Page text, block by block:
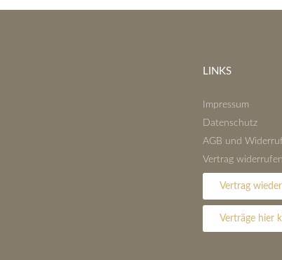
LINKS
Impressum
Datenschutz
AGB und
Vertrag widerrufen
Vertrag
Verträge hier